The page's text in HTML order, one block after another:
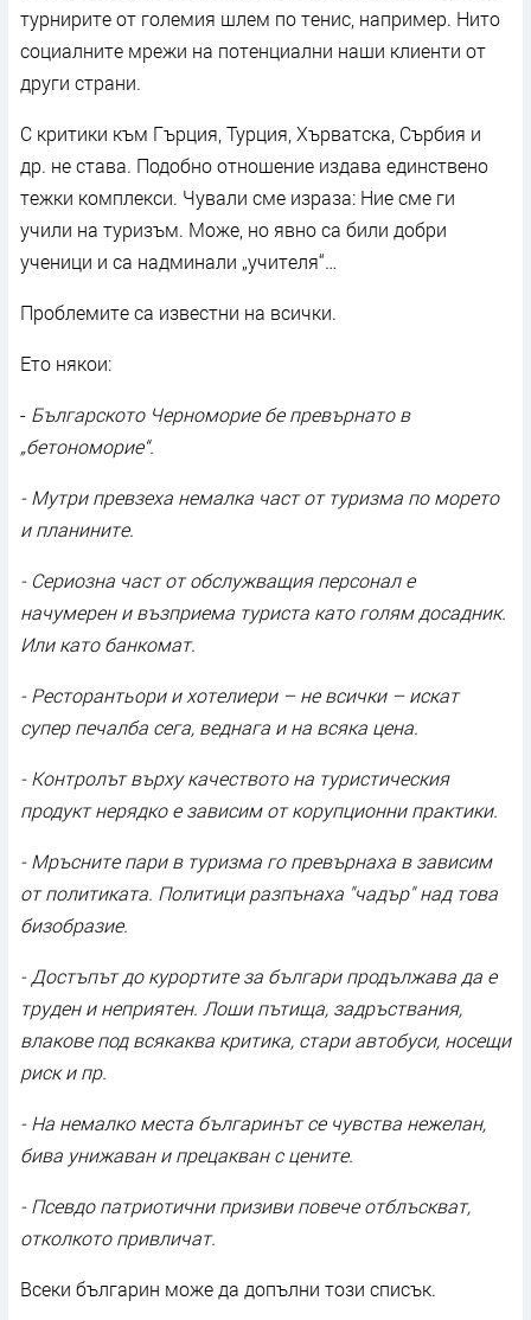
турнирите от големия шлем по тенис, например. Нито
социалните мрежи на потенциални наши клиенти от
други страни.
С критики към Гърция, Турция, Хърватска, Сърбия и
др. не става. Подобно отношение издава единствено
тежки комплекси. Чували сме израза: Ние сме ги
учили на туризъм. Може, но явно са били добри
ученици и са надминали „учителя“…
Проблемите са известни на всички.
Ето някои:
- Българското Черноморие бе превърнато в
„бетономорие“.
- Мутри превзеха немалка част от туризма по морето
и планините.
- Сериозна част от обслужващия персонал е
начумерен и възприема туриста като голям досадник.
Или като банкомат.
- Ресторантьори и хотелиери – не всички – искат
супер печалба сега, веднага и на всяка цена.
- Контролът върху качеството на туристическия
продукт нерядко е зависим от корупционни практики.
- Мръсните пари в туризма го превърнаха в зависим
от политиката. Политици разпънаха "чадър" над това
бизобразие.
- Достъпът до курортите за българи продължава да е
труден и неприятен. Лоши пътища, задръствания,
влакове под всякаква критика, стари автобуси, носещи
риск и пр.
- На немалко места българинът се чувства нежелан,
бива унижаван и прецакван с цените.
- Псевдо патриотични призиви повече отблъскват,
отколкото привличат.
Всеки българин може да допълни този списък.